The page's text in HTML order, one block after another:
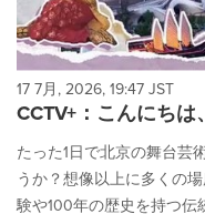
17 7月, 2026, 19:47 JST
CCTV+：こんにち
たった1日で北京の舞台芸
うか？想像以上に多くの
験や100年の歴史を持つ